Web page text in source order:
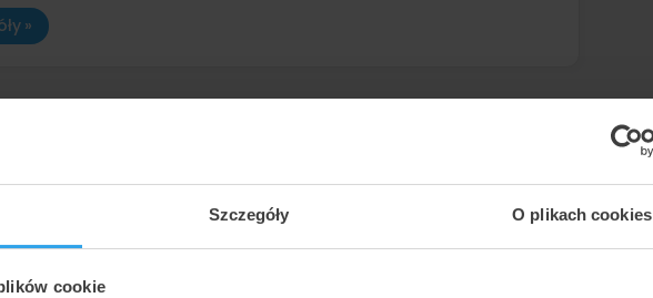
Szczegóły O plikach cookies
cookie
»
- usuwanie laserem najbliżej
barwnikowe / pieprzyki - usuwanie laserem w 3
250 zł w Ultraderm, najwyższa to 300 zł, natomiast